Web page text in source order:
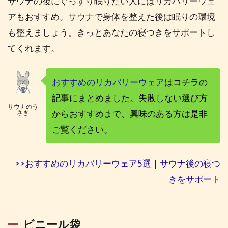
用マ
スク
サウ
用メ
ガネ
2.5
2.6
ウ
アもおすすめ。サウナで身体を整えた後は眠りの環境
も整えましょう。きっとあなたの寝つきをサポートし
てくれます。
サウナのう
さぎ
おすすめのリカバリーウェアはコチラの
記事にまとめました。失敗しない選び方
からおすすめまで、興味のある方は是非
ご覧ください。
>>おすすめのリカバリーウェア5選｜サウナ後の寝つ
きをサポート
ビニール袋